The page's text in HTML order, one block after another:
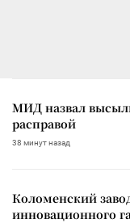
МИД назвал
расправой
38 минут назад
Коломенский
инновационного